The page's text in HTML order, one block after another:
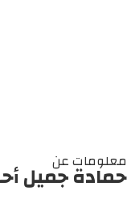
معلومات عن
حمادة جميل